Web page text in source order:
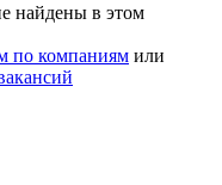
найдены в этом
по компаниям или